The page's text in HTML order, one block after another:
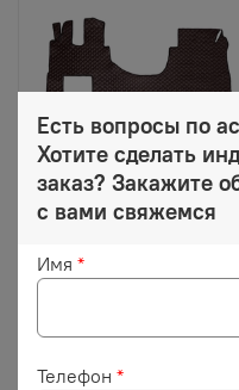
5 700 ₽
Ковры MERCEDES
Actros 2020г ровный
кант, бежевая
вышивка)
Есть вопросы по
Хотите сделать
заказ? Закажите
с вами свяжемся
Имя *
Телефон *